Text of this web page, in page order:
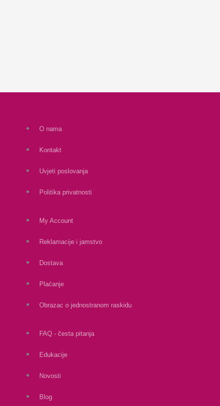
O nama
Kontakt
Uvjeti poslovanja
Politika privatnosti
My Account
Reklamacije i jamstvo
Dostava
Plaćanje
Obrazac o jednostranom raskidu
FAQ - česta pitanja
Edukacije
Novosti
Blog